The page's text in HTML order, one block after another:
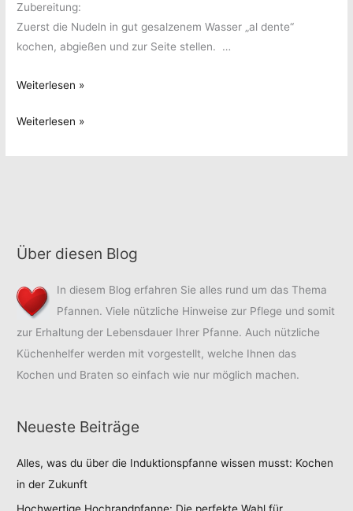
Zubereitung:
Zuerst die Nudeln in gut gesalzenem Wasser „al dente“
kochen, abgießen und zur Seite stellen. …
Nudelsalat
Weiterlesen »
Nudelsalat
Weiterlesen »
Über diesen Blog
In diesem Blog erfahren Sie alles rund um das Thema
Pfannen. Viele nützliche Hinweise zur Pflege und somit
zur Erhaltung der Lebensdauer Ihrer Pfanne. Auch nützliche
Küchenhelfer werden mit vorgestellt, welche Ihnen das
Kochen und Braten so einfach wie nur möglich machen.
Neueste Beiträge
Alles, was du über die Induktionspfanne wissen musst: Kochen
in der Zukunft
Hochwertige Hochrandpfanne: Die perfekte Wahl für